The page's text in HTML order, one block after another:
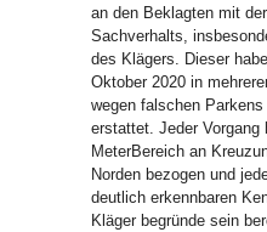
an den Beklagten mit
Sachverhalts,
des Klägers. Dieser
Oktober 2020 in
wegen falschen
erstattet. Jeder
MeterBereich an
Norden bezogen und
deutlich erkennbaren
Kläger begründe sein